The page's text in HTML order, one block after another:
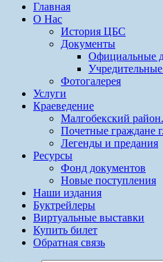
Главная
О Нас
История ЦБС
Документы
Официальные
Фотогалерея
Услуги
Краеведение
Малгобекский
Почетные граждане
Легенды и предания
Ресурсы
Фонд документов
Новые поступления
Наши издания
Буктрейлеры
Виртуальные выставки
Купить билет
Обратная связь